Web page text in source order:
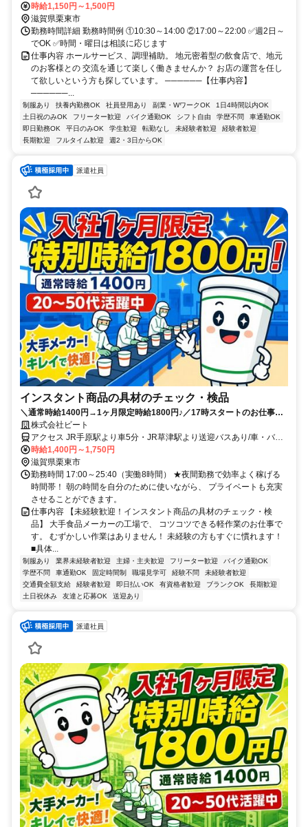
時給1,150円～1,500円
滋賀県栗東市
勤務時間詳細 勤務時間例 ①10:30～14:00 ②17:00～22:00 ✅週2日～
でOK ✅時間・曜日は相談に応じます
仕事内容 ホールサービス、調理補助。 地元密着型の飲食店で、地元
のお客様との 交流を通じて楽しく働きませんか？ お店の運営を任し
て欲しいという方も探しています。 ──────【仕事内容】
──────...
制服あり 扶養内勤務OK 社員登用あり 副業・WワークOK
1日4時間以内OK
土日祝のみOK
フリーター歓迎 バイク通勤OK シフト自由 学歴不問
車通勤OK
即日勤務OK
平日のみOK 学生歓迎 転勤なし 未経験者歓迎
経験者歓迎
長期歓迎
フルタイム歓迎 週2・3日からOK
派遣社員
インスタント商品の具材のチェック・検品
＼通常時給1400円→1ヶ月限定時給1800円♪／17時スタートのお仕事！
充電器・Wi-Fi・マッサージチェアのある休憩室完備で快適◎
株式会社ビート
アクセス JR手原駅より車5分・JR草津駅より送迎バスあり/車・バイ
ク・自転車通勤
時給1,400円～1,750円
滋賀県栗東市
勤務時間 17:00～25:40（実働8時間） ★夜間勤務で効率よく稼げる
時間帯！ 朝の時間を自分のために使いながら、 プライベートも充実
させることができます。
仕事内容 【未経験歓迎！インスタント商品の具材のチェック・検
品】 大手食品メーカーの工場で、 コツコツできる軽作業のお仕事で
す。 むずかしい作業はありません！ 未経験の方もすぐに慣れます！
■具体...
制服あり 業界未経験者歓迎 主婦・主夫歓迎 フリーター歓迎
バイク通勤OK
学歴不問
車通勤OK 固定時間制 職場見学可 経験不問
未経験者歓迎
交通費全額支給
経験者歓迎 即日払いOK 有資格者歓迎 ブランクOK
長期歓迎
土日祝休み
友達と応募OK 送迎あり
派遣社員